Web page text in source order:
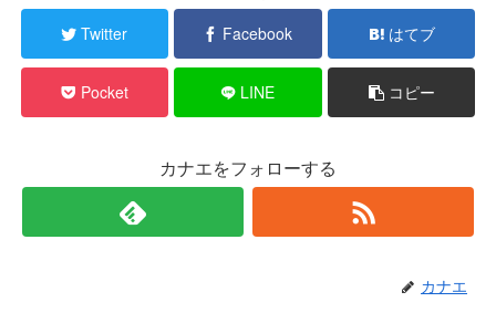
Twitter Facebook はてブ
Pocket LINE コピー
カナエをフォローする
カナエ